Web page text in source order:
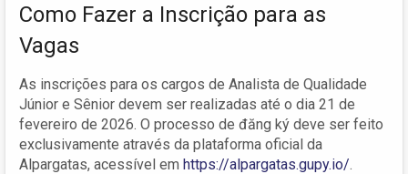
Como Fazer a Inscrição para as
Vagas
As inscrições para os cargos de Analista de Qualidade
Júnior e Sênior devem ser realizadas até o dia 21 de
fevereiro de 2026. O processo de đăng ký deve ser feito
exclusivamente através da plataforma oficial da
Alpargatas, acessível em https://alpargatas.gupy.io/.